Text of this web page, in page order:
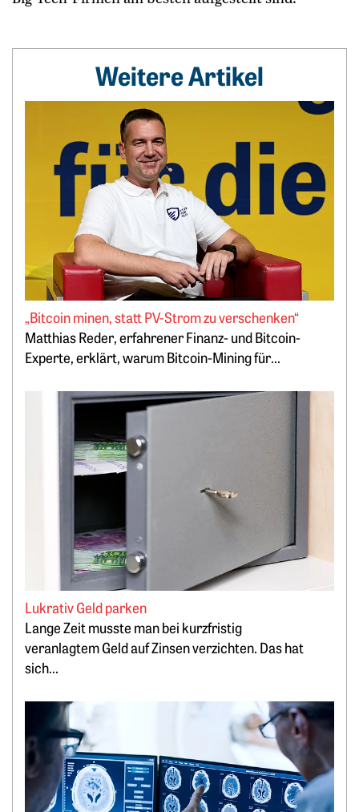
Weitere Artikel
„Bitcoin minen, statt PV-Strom zu verschenken“
Matthias Reder, erfahrener Finanz- und Bitcoin-
Experte, erklärt, warum Bitcoin-Mining für...
Weiterlesen: „Bitcoin minen, statt PV-Strom zu
Lukrativ Geld parken
Lange Zeit musste man bei kurzfristig
veranlagtem Geld auf Zinsen verzichten. Das hat
sich...
Weiterlesen: Lukrativ Geld parken
Weiterlesen: Biotech mit Vorsprung